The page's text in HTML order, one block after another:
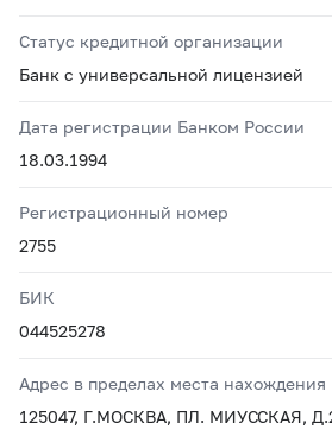
Статус кредитной организации
Банк с универсальной лицензией
Дата регистрации Банком России
18.03.1994
Регистрационный номер
2755
БИК
044525278
Адрес в пределах места нахождения
125047, Г.МОСКВА, ПЛ. МИУССКАЯ,